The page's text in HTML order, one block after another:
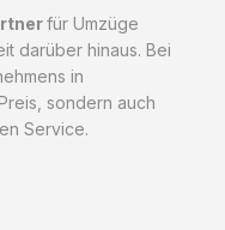
für Umzüge
darüber hinaus. Bei
in
sondern auch
Service.